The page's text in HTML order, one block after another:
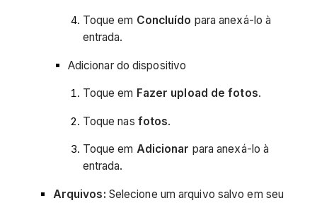
Toque em Concluído para anexá-lo à
entrada.
Adicionar do dispositivo
Toque em Fazer upload de fotos.
Toque nas fotos.
Toque em Adicionar para anexá-lo à
entrada.
Arquivos: Selecione um arquivo salvo em seu